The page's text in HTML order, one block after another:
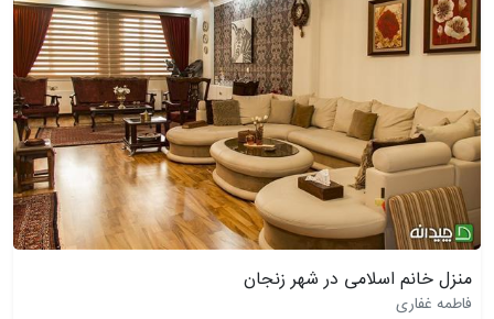
منزل خانم اسلامی در شهر زنجان
فاطمه غفاری